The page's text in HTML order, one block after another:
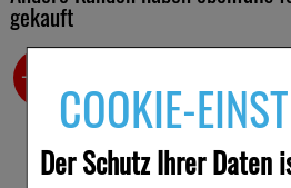
COOKIE-
Der Schutz Ihrer Daten
gekauft
-30%